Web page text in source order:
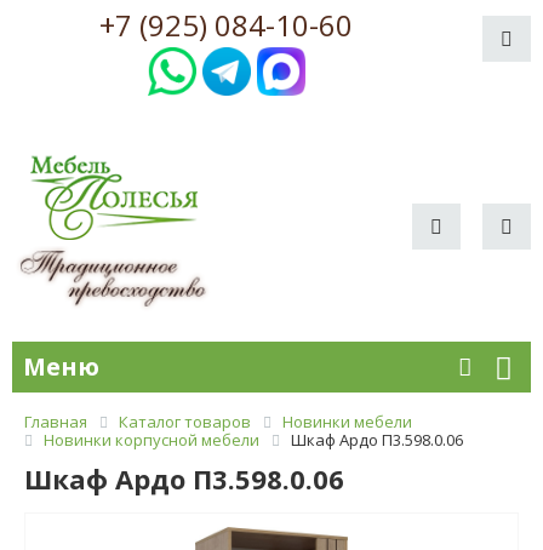
+7 (925) 084-10-60
Меню
Главная Каталог товаров
Новинки мебели
Новинки корпусной мебели
Шкаф Ардо П3.598.0.06
Шкаф Ардо П3.598.0.06